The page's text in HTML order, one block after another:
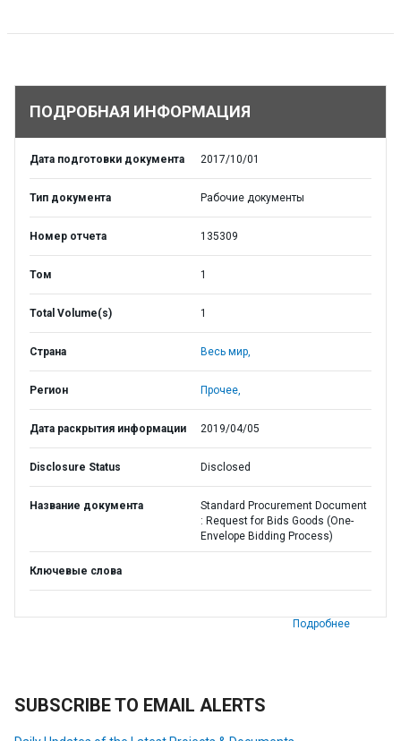
ПОДРОБНАЯ ИНФОРМАЦИЯ
Дата подготовки документа 2017/10/01
Тип документа Рабочие документы
Номер отчета 135309
Том 1
Total Volume(s) 1
Страна Весь мир,
Регион Прочее,
Дата раскрытия информации 2019/04/05
Disclosure Status Disclosed
Название документа
Standard Procurement Document
: Request for Bids Goods (One-
Envelope Bidding Process)
Ключевые слова
Подробнее
SUBSCRIBE TO EMAIL ALERTS